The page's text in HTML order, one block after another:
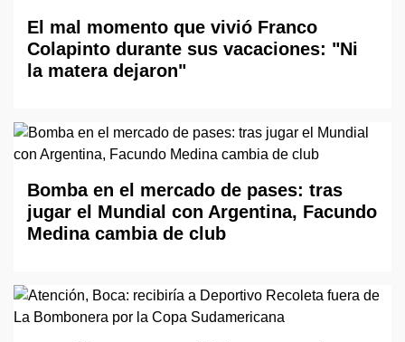
El mal momento que vivió Franco
Colapinto durante sus vacaciones: "Ni
la matera dejaron"
Bomba en el mercado de pases: tras
jugar el Mundial con Argentina, Facundo
Medina cambia de club